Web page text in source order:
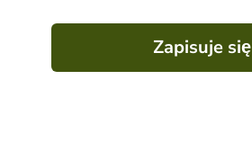
Zapisuje się